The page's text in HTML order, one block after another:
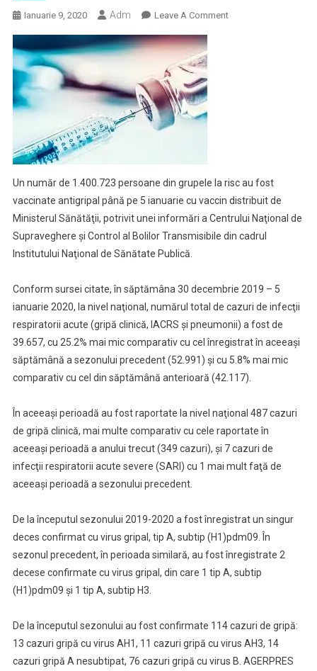
Ianuarie 9, 2020 Adm Leave A CommentOn
Până
Pe
Cu
De
MS
Un număr de 1.400.723 persoane din grupele la risc au fost
vaccinate antigripal până pe 5 ianuarie cu vaccin distribuit de
Ministerul Sănătăţii, potrivit unei informări a Centrului Naţional de
Supraveghere şi Control al Bolilor Transmisibile din cadrul
Institutului Naţional de Sănătate Publică.
Conform sursei citate, în săptămâna 30 decembrie 2019 – 5
ianuarie 2020, la nivel naţional, numărul total de cazuri de infecţii
respiratorii acute (gripă clinică, IACRS şi pneumonii) a fost de
39.657, cu 25.2% mai mic comparativ cu cel înregistrat în aceeaşi
săptămână a sezonului precedent (52.991) şi cu 5.8% mai mic
comparativ cu cel din săptămână anterioară (42.117).
În aceeaşi perioadă au fost raportate la nivel naţional 487 cazuri
de gripă clinică, mai multe comparativ cu cele raportate în
aceeaşi perioadă a anului trecut (349 cazuri), şi 7 cazuri de
infecţii respiratorii acute severe (SARI) cu 1 mai mult faţă de
aceeaşi perioadă a sezonului precedent.
De la începutul sezonului 2019-2020 a fost înregistrat un singur
deces confirmat cu virus gripal, tip A, subtip (H1)pdm09. În
sezonul precedent, în perioada similară, au fost înregistrate 2
decese confirmate cu virus gripal, din care 1 tip A, subtip
(H1)pdm09 şi 1 tip A, subtip H3.
De la începutul sezonului au fost confirmate 114 cazuri de gripă:
13 cazuri gripă cu virus AH1, 11 cazuri gripă cu virus AH3, 14
cazuri gripă A nesubtipat, 76 cazuri gripă cu virus B. AGERPRES